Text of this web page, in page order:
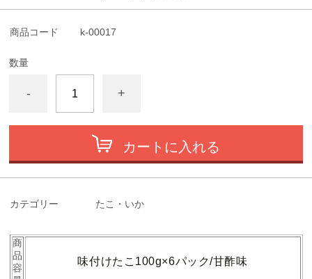
商品コード k-00017
数量
- +
カートに入れる
カテゴリー たこ・いか
商
品
容
味付けたこ100g×6パック/甘酢味